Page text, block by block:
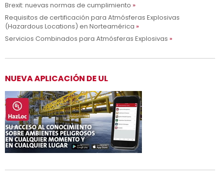
Brexit: nuevas normas de cumplimiento
Requisitos de certificación para Atmósferas Explosivas
(Hazardous Locations) en Norteamérica
Servicios Combinados para Atmósferas Explosivas
NUEVA APLICACIÓN DE UL